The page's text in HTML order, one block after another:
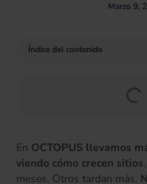
Marzo 9,
Índice del contenido
En OCTOPUS llevamos
viendo cómo crecen sitios
meses. Otros tardan más.